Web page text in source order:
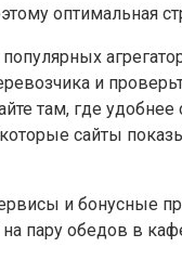
оптимальная
и
там, где
сайты
и бонусные
пару обедов в